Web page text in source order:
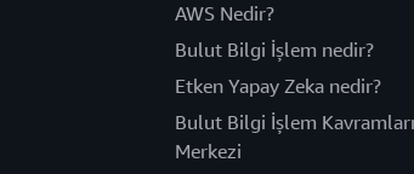
AWS Nedir?
Bulut Bilgi İşlem nedir?
Etken Yapay Zeka nedir?
Bulut Bilgi İşlem Kavramları
Merkezi